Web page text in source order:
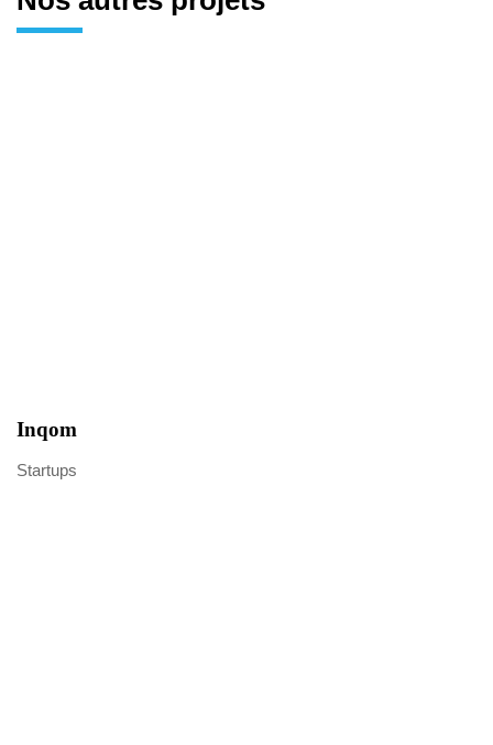
Inqom
Startups